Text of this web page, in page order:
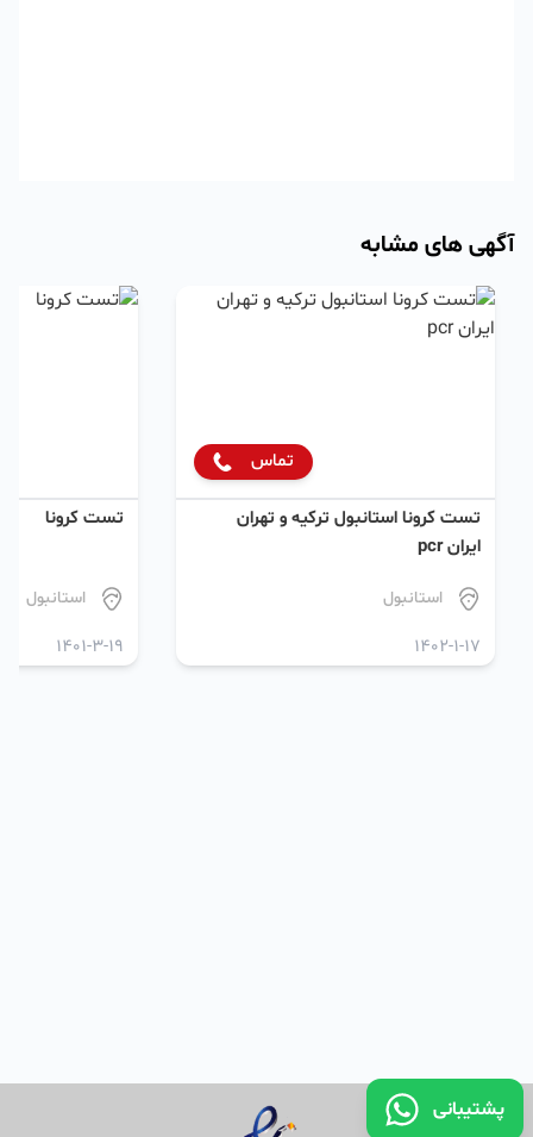
پشتیبانی
آگهی های مشابه
تماس
تست کرونا استانبول ترکیه و تهران
ایران pcr
استانبول
1402-1-17
تست کرونا
استانبول
1401-3-19